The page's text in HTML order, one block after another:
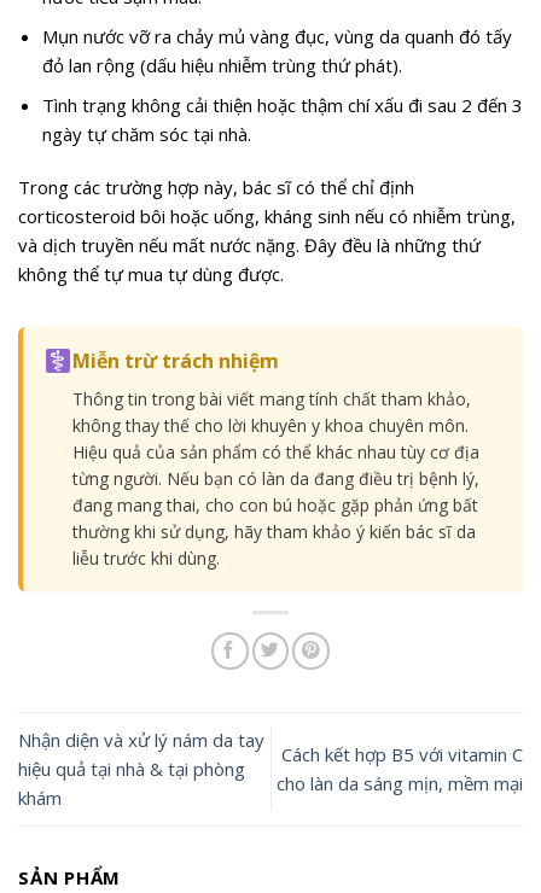
Mụn nước vỡ ra chảy mủ vàng đục, vùng da quanh đó tấy
đỏ lan rộng (dấu hiệu nhiễm trùng thứ phát).
Tình trạng không cải thiện hoặc thậm chí xấu đi sau 2 đến 3
ngày tự chăm sóc tại nhà.
Trong các trường hợp này, bác sĩ có thể chỉ định
corticosteroid bôi hoặc uống, kháng sinh nếu có nhiễm trùng,
và dịch truyền nếu mất nước nặng. Đây đều là những thứ
không thể tự mua tự dùng được.
Miễn trừ trách nhiệm
Thông tin trong bài viết mang tính chất tham khảo,
không thay thế cho lời khuyên y khoa chuyên môn.
Hiệu quả của sản phẩm có thể khác nhau tùy cơ địa
từng người. Nếu bạn có làn da đang điều trị bệnh lý,
đang mang thai, cho con bú hoặc gặp phản ứng bất
thường khi sử dụng, hãy tham khảo ý kiến bác sĩ da
liễu trước khi dùng.
Nhận diện và xử lý nám da tay
hiệu quả tại nhà & tại phòng
khám
Cách kết hợp B5 với vitamin C
cho làn da sáng mịn, mềm mại
SẢN PHẨM